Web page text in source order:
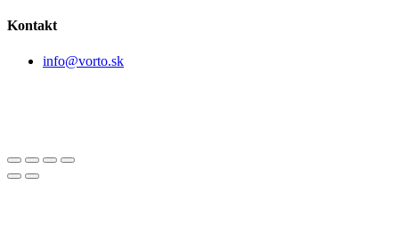
Kontakt
info@vorto.sk